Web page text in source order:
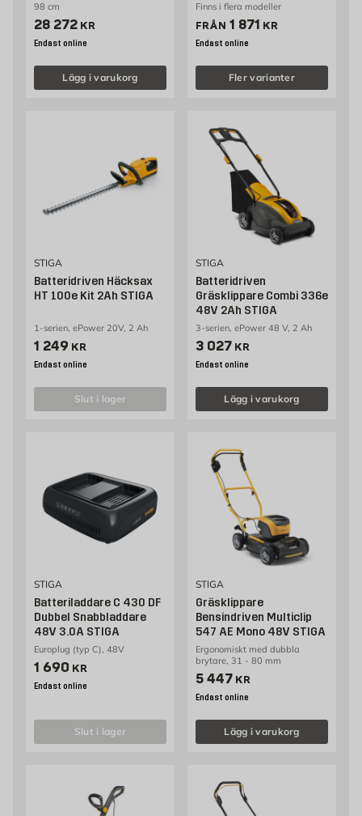
98 cm
Pris 28272 kr
28 272 KR
Endast online
Lägg i varukorg
Finns i flera modeller
FRÅN Pris 1871 kr
1 871 KR
Endast online
Fler varianter
STIGA
Batteridriven Häcksax
HT 100e Kit 2Ah STIGA
1-serien, ePower 20V, 2 Ah
Pris 1249 kr
1 249 KR
Endast online
slut i lager
STIGA
Batteridriven
Gräsklippare Combi 336e
48V 2Ah STIGA
3-serien, ePower 48 V, 2 Ah
Pris 3027 kr
3 027 KR
Endast online
Lägg i varukorg
STIGA
Batteriladdare C 430 DF
Dubbel Snabbladdare
48V 3.0A STIGA
Europlug (typ C), 48V
Pris 1690 kr
1 690 KR
Endast online
slut i lager
STIGA
Gräsklippare
Bensindriven Multiclip
547 AE Mono 48V STIGA
Ergonomiskt med dubbla
brytare, 31 - 80 mm
Pris 5447 kr
5 447 KR
Endast online
Lägg i varukorg